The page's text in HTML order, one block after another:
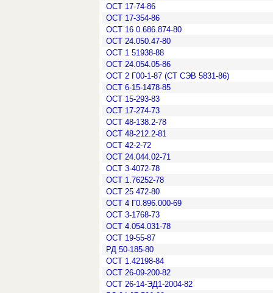
ОСТ 17-74-86
ОСТ 17-354-86
ОСТ 16 0.686.874-80
ОСТ 24.050.47-80
ОСТ 1 51938-88
ОСТ 24.054.05-86
ОСТ 2 Г00-1-87 (СТ СЭВ 5831-86)
ОСТ 6-15-1478-85
ОСТ 15-293-83
ОСТ 17-274-73
ОСТ 48-138.2-78
ОСТ 48-212.2-81
ОСТ 42-2-72
ОСТ 24.044.02-71
ОСТ 3-4072-78
ОСТ 1.76252-78
ОСТ 25 472-80
ОСТ 4 Г0.896.000-69
ОСТ 3-1768-73
ОСТ 4.054.031-78
ОСТ 19-55-87
РД 50-185-80
ОСТ 1.42198-84
ОСТ 26-09-200-82
ОСТ 26-14-ЭД1-2004-82